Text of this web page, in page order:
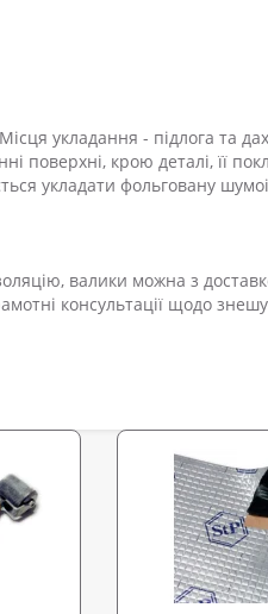
укладання - підлога та
поверхні, крою деталі, її
укладати фольговану
валики можна з
консультації щодо